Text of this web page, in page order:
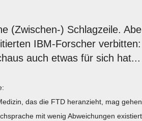
(Zwischen-) Schlagzeile.
IBM-Forscher
auch etwas für sich hat...
das die FTD heranzieht, mag
mit wenig Abweichungen